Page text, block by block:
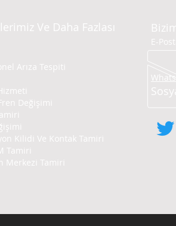
Ve Daha Fazlası
Arıza Tespiti
Değişimi
Kilidi Ve Kontak Tamiri
Tamiri
Merkezi Tamiri
E-